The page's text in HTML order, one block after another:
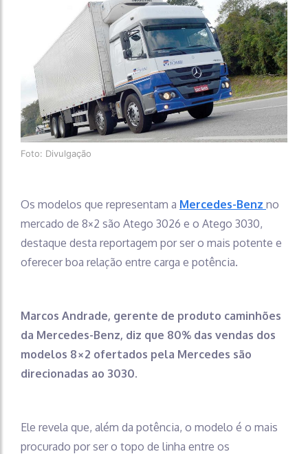
Foto: Divulgação
Os modelos que representam a Mercedes-Benz no
mercado de 8×2 são Atego 3026 e o Atego 3030,
destaque desta reportagem por ser o mais potente e
oferecer boa relação entre carga e potência.
Marcos Andrade, gerente de produto caminhões
da Mercedes-Benz, diz que 80% das vendas dos
modelos 8×2 ofertados pela Mercedes são
direcionadas ao 3030.
Ele revela que, além da potência, o modelo é o mais
procurado por ser o topo de linha entre os